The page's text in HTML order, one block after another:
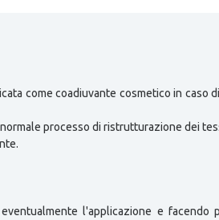
come coadiuvante cosmetico in caso
processo di ristrutturazione dei
l'applicazione e facendo